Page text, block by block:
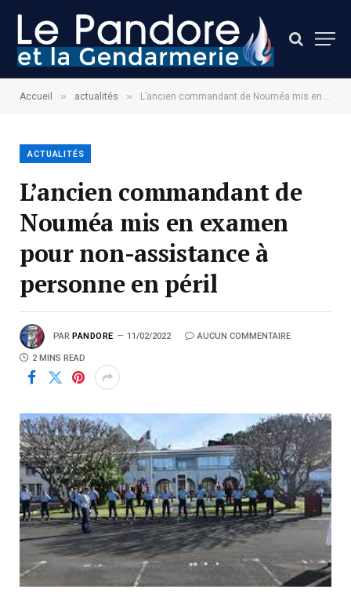
Accueil » actualités » L’ancien commandant de Nouméa mis en examen pour non-assistance à personne en péril
ACTUALITÉS
L’ancien commandant de
Nouméa mis en examen
pour non-assistance à
personne en péril
PAR PANDORE 11/02/2022 AUCUN COMMENTAIRE
2 MINS READ